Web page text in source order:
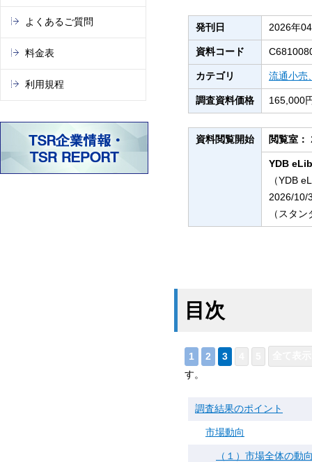
発刊日 2026年
資料コード
カテゴリ 流通小売
調査資料価格 165,000
資料閲覧開始 閲覧室：
YDB
（YDB
2026/10/
（スタ
目次
す。
調査結果のポイント
市場動向
（１）市場全体の動
よくあるご質問
料金表
利用規程